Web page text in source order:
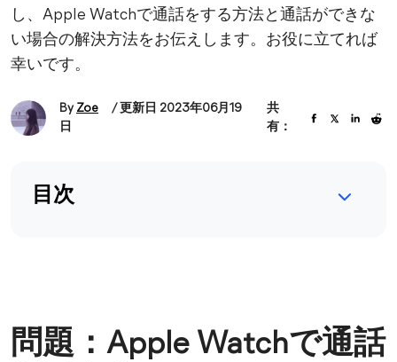
し、Apple Watchで通話をする方法と通話ができな
い場合の解決方法をお伝えします。お役に立てれば
幸いです。
By Zoe
/ 更新日 2023年06月19
日
共
有：
目次
問題：Apple Watchで通話